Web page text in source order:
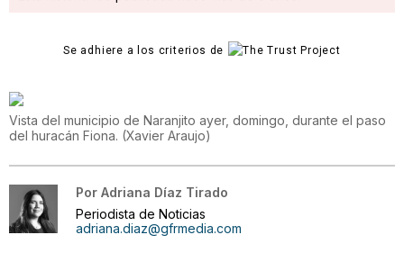
Se adhiere a los criterios de
Vista del municipio de Naranjito ayer, domingo, durante el paso
del huracán Fiona. (Xavier Araujo)
Por Adriana Díaz Tirado
Periodista de Noticias
adriana.diaz@gfrmedia.com